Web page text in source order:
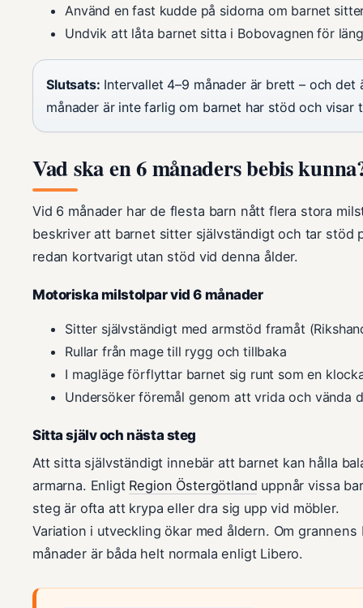
Använd en fast kudde på sidorna om barnet
Undvik att låta barnet sitta i Bobovagnen för
Slutsats: Intervallet 4–9 månader är brett – och
månader är inte farlig om barnet har stöd och visar
Vad ska en 6 månaders bebis
Vid 6 månader har de flesta barn nått flera stora
beskriver att barnet sitter självständigt och tar stöd
redan kortvarigt utan stöd vid denna ålder.
Motoriska milstolpar vid 6 månader
Sitter självständigt med armstöd framåt
Rullar från mage till rygg och tillbaka
I magläge förflyttar barnet sig runt som en
Undersöker föremål genom att vrida och vända
Sitta själv och nästa steg
Att sitta självständigt innebär att barnet kan hålla
armarna. Enligt Region Östergötland uppnår vissa
steg är ofta att krypa eller dra sig upp vid möbler.
Variation i utveckling ökar med åldern. Om
månader är båda helt normala enligt Libero.